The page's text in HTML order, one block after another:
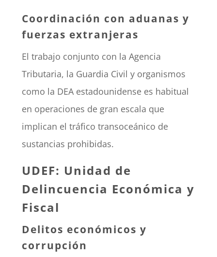
Coordinación con aduanas y
fuerzas extranjeras
El trabajo conjunto con la Agencia
Tributaria, la Guardia Civil y organismos
como la DEA estadounidense es habitual
en operaciones de gran escala que
implican el tráfico transoceánico de
sustancias prohibidas.
UDEF: Unidad de
Delincuencia Económica y
Fiscal
Delitos económicos y
corrupción